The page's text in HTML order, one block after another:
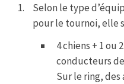
Selon le type
pour le tournoi, elle
4 chiens + 1 ou
conducteurs
Sur le ring,